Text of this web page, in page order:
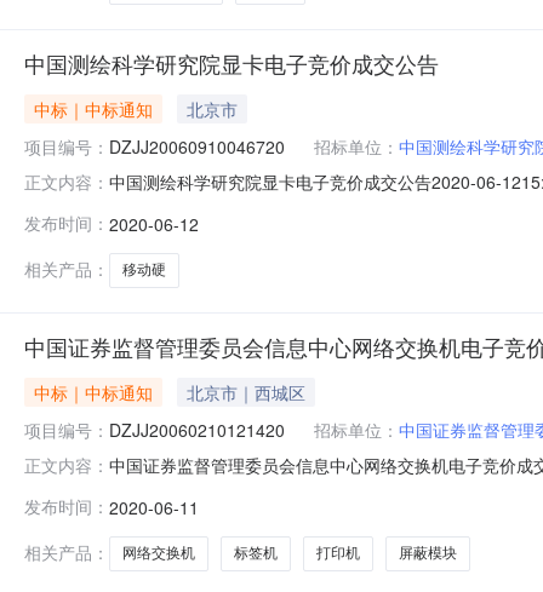
中国测绘科学研究院显卡电子竞价成交公告
中标｜中标通知
北京市
项目编号： DZJJ20060910046720 招标单位： 中国测绘科学研究
正文内容： 中国测绘科学研究院显卡电子竞价成交公告2020-06-
花池西路28号到货时间：合同签订后5个日历日到货签约
发布时间： 2020-06-12
相关产品：
移动硬
中国证券监督管理委员会信息中心网络交换机电子竞
中标｜中标通知
北京市｜西城区
项目编号： DZJJ20060210121420 招标单位： 中国证券监督管理
正文内容： 中国证券监督管理委员会信息中心网络交换机电子竞价
货地点：北京市市辖区西城区金融大街19号富凯大厦A
发布时间： 2020-06-11
相关产品：
网络交换机 标签机 打印机 屏蔽模块